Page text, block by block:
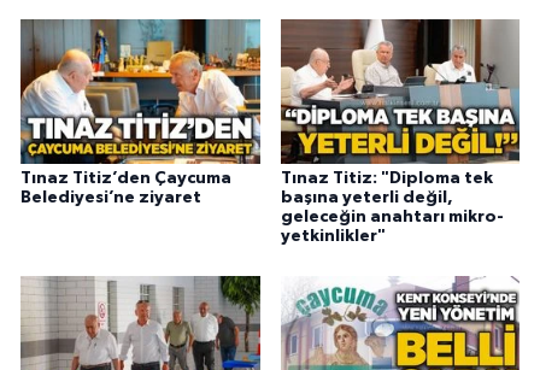
Tınaz Titiz’den Çaycuma
Belediyesi’ne ziyaret
Tınaz Titiz: "Diploma tek
başına yeterli değil,
geleceğin anahtarı mikro-
yetkinlikler"